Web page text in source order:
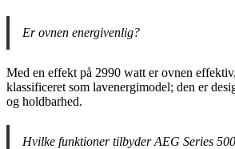
Er ovnen energivenlig?
Med en effekt på 2990 watt er ovnen
klassificeret som lavenergimodel; den er
og holdbarhed.
Hvilke funktioner tilbyder AEG Series